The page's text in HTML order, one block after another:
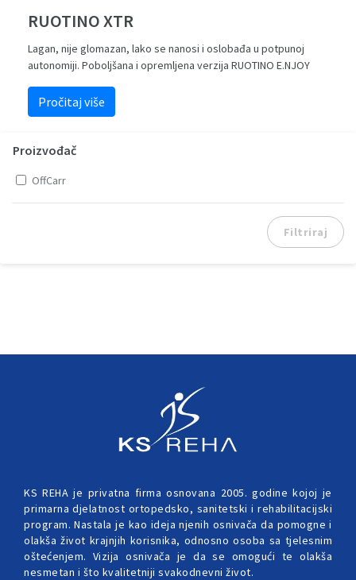
RUOTINO XTR
Lagan, nije glomazan, lako se nanosi i oslobađa u potpunoj
autonomiji. Poboljšana i opremljena verzija RUOTINO E.NJOY
Pročitaj više
Proizvođač
OffCarr
Filtriraj
KS REHA je privatna firma osnovana 2005. godine kojoj je
primarna djelatnost ortopedsko, sanitetski i rehabilitacijski
program. Nastala je kao ideja njenih osnivača da pomogne i
olakša život krajnjih korisnika, odnosno osoba sa tjelesnim
oštećenjem. Vizija osnivača je da se omogući te olakša
nesmetan i što kvalitetniji svakodnevni život.